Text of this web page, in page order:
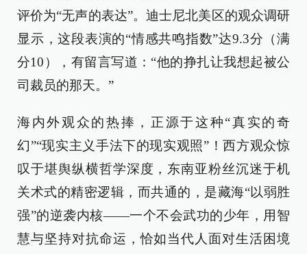
评价为“无声的表达”。迪士尼北美区的观众调研
显示，这段表演的“情感共鸣指数”达9.3分（满
分10），有留言写道：“他的挣扎让我想起被公
司裁员的那天。”
海内外观众的热捧，正源于这种“真实的奇
幻”“现实主义手法下的现实观照”！西方观众惊
叹于堪舆纵横哲学深度，东南亚粉丝沉迷于机
关术式的精密逻辑，而共通的，是藏海“以弱胜
强”的逆袭内核——一个不会武功的少年，用智
慧与坚持对抗命运，恰如当代人面对生活困境